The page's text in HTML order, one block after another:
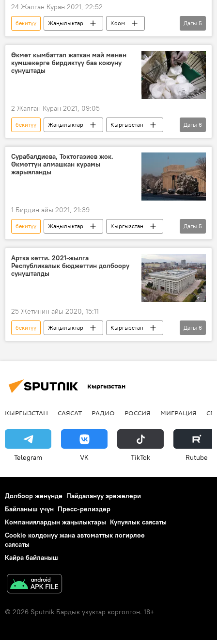
24 Жалган Куран 2021, 22:52
бекитүү Жаңылыктар
Коом
Кыргызстан
экология
ыш
Артем Новиков
Дагы 5
Өкмөт кымбаттап жаткан май менен
кумшекерге бирдиктүү баа коюуну
сунуштады
2 Жалган Куран 2021, 09:05
бекитүү Жаңылыктар
Кыргызстан
Экономика
Коом
суу май
кумшекер
өзгөчө кырдаал
Дагы 6
Сурабалдиева, Токтогазиев жок.
Өкмөттүн алмашкан курамы
жарыяланды
1 Бирдин айы 2021, 21:39
бекитүү Жаңылыктар
Кыргызстан
Саясат
өкмөт
Улукбек Марипов
Дагы 5
Артка кетти. 2021-жылга
Республикалык бюджеттин долбоору
сунушталды
25 Жетинин айы 2020, 15:11
бекитүү Жаңылыктар
Кыргызстан
Экономика
бюджет
дефицит
Дагы 6
Кыргызстан
КЫРГЫЗСТАН САЯСАТ РАДИО РОССИЯ МИГРАЦИЯ
Telegram VK ТikТоk Rutube
Долбоор жөнүндө Пайдалануу эрежелери
Байланыш үчүн Пресс-релиздер
Компаниялардын жаңылыктары Купуялык саясаты
Cookie колдонуу жана автоматтык логирлөө
саясаты
Кайра байланыш
© 2026 Sputnik Бардык укуктар корголгон. 18+